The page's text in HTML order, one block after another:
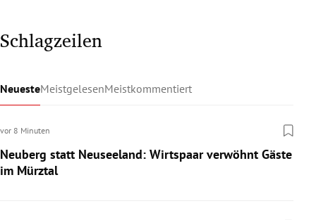
Schlagzeilen
NeuesteMeistgelesenMeistkommentiert
vor 8 Minuten
Neuberg statt Neuseeland: Wirtspaar verwöhnt Gäste
im Mürztal